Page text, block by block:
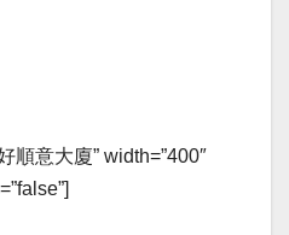
順意大廈” width=”400″